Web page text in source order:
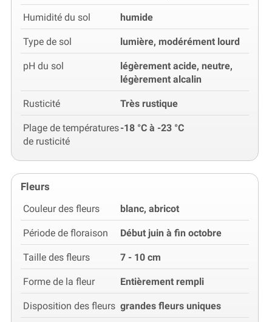
Humidité du sol humide
Type de sol lumière, modérément lourd
pH du sol
légèrement acide, neutre,
légèrement alcalin
Rusticité Très rustique
Plage de températures
de rusticité
-18 °C à -23 °C
Fleurs
Couleur des fleurs blanc, abricot
Période de floraison Début juin à fin octobre
Taille des fleurs 7 - 10 cm
Forme de la fleur Entièrement rempli
Disposition des fleurs grandes fleurs uniques